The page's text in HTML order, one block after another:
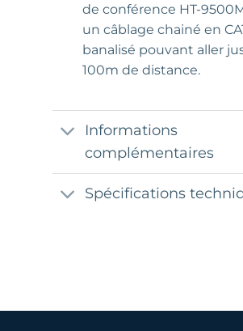
de conférence HT-
un câblage chainé en
banalisé pouvant aller
100m de distance.
Informations
complémentaires
Spécifications